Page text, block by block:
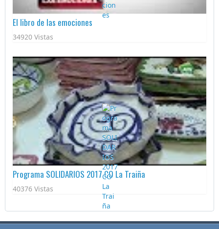
El libro de las emociones
34920 Vistas
Programa SOLIDARIOS 2017 CO La Traiña
40376 Vistas